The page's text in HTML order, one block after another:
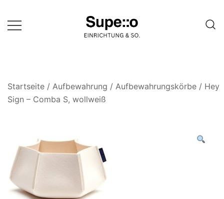
zum
Inhalt
einer Website
Startseite / Aufbewahrung / Aufbewahrungskörbe / Hey
Sign – Comba S, wollweiß